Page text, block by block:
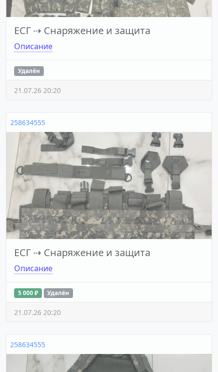
ЕСГ ⇢ Снаряжение и защита
Описание
Удалён
21.07.26 20:20
258634555
ЕСГ ⇢ Снаряжение и защита
Описание
5 000 ₽ Удалён
21.07.26 20:20
258634555